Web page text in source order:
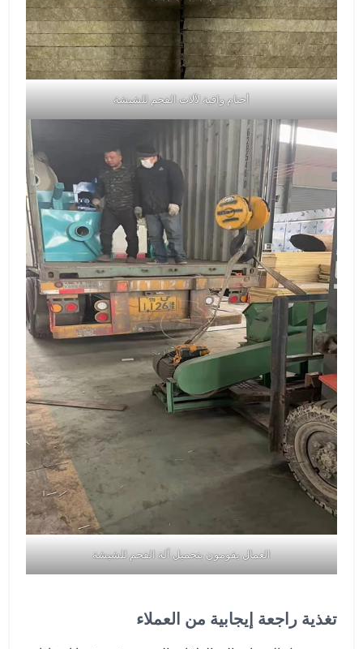
أختام واقية لآلات الفحم للشيشة
العمال يقومون بتحميل آلة الفحم للشيشة
تغذية راجعة إيجابية من العملاء